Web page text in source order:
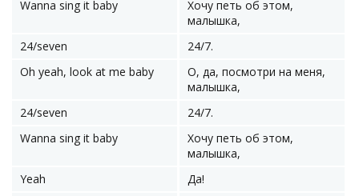
Wanna sing it baby
Хочу петь об этом,
малышка,
24/seven
24/7.
Oh yeah, look at me baby
О, да, посмотри на меня,
малышка,
24/seven
24/7.
Wanna sing it baby
Хочу петь об этом,
малышка,
Yeah
Да!